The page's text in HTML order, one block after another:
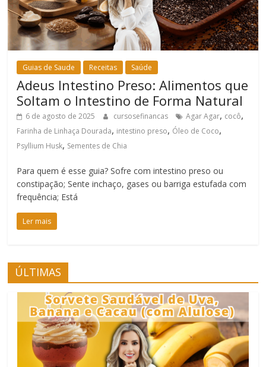
Guias de Saude Receitas Saúde
Adeus Intestino Preso: Alimentos que
Soltam o Intestino de Forma Natural
6 de agosto de 2025 cursosefinancas Agar Agar, cocô,
Farinha de Linhaça Dourada, intestino preso, Óleo de Coco,
Psyllium Husk, Sementes de Chia
Para quem é esse guia? Sofre com intestino preso ou
constipação; Sente inchaço, gases ou barriga estufada com
frequência; Está
Ler mais
ÚLTIMAS